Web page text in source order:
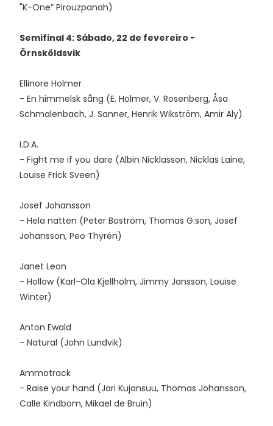
"K-One” Pirouzpanah)
Semifinal 4: Sábado, 22 de fevereiro -
Örnsköldsvik
Ellinore Holmer
- En himmelsk sång (E. Holmer, V. Rosenberg, Åsa
Schmalenbach, J. Sanner, Henrik Wikström, Amir Aly)
I.D.A.
- Fight me if you dare (Albin Nicklasson, Nicklas Laine,
Louise Frick Sveen)
Josef Johansson
- Hela natten (Peter Boström, Thomas G:son, Josef
Johansson, Peo Thyrén)
Janet Leon
- Hollow (Karl-Ola Kjellholm, Jimmy Jansson, Louise
Winter)
Anton Ewald
- Natural (John Lundvik)
Ammotrack
- Raise your hand (Jari Kujansuu, Thomas Johansson,
Calle Kindbom, Mikael de Bruin)